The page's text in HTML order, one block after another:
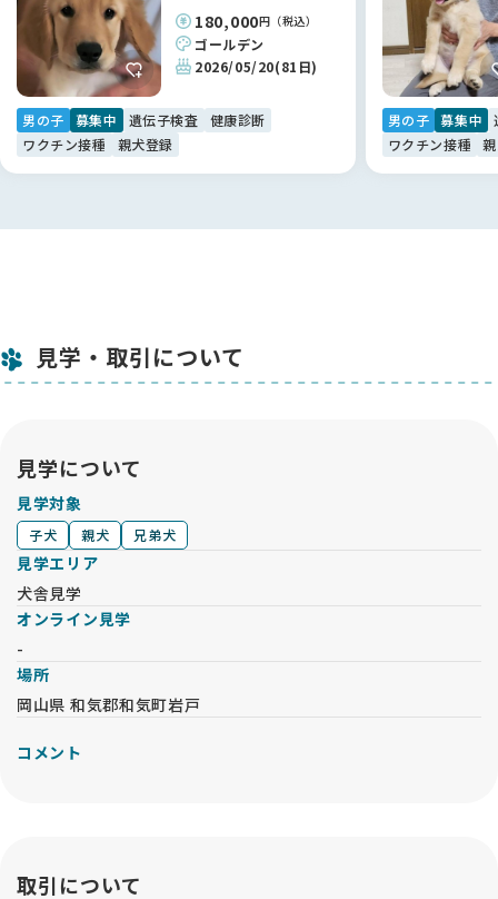
180,000円（税込）
ゴールデン
2026/05/20(81日)
男の子 募集中 遺伝子検査
健康診断
ワクチン接種
親犬登録
男の子 募集中
ワクチン接種
見学・取引について
見学について
見学対象
子犬 親犬 兄弟犬
見学エリア
犬舎見学
オンライン見学
-
場所
岡山県 和気郡和気町岩戸
コメント
取引について